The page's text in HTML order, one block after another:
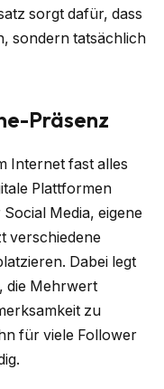
sorgt dafür, dass
sondern tatsächlich
Präsenz
Internet fast alles
Plattformen
Media, eigene
verschiedene
Dabei legt
die Mehrwert
zu
für viele Follower